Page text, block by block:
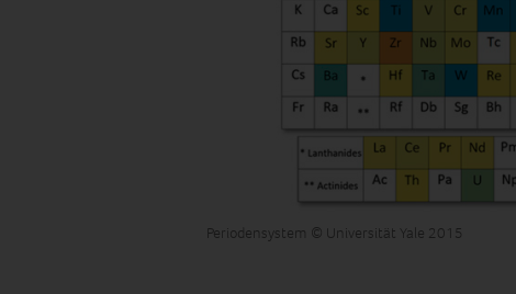
Periodensystem © Universität Yale 2015